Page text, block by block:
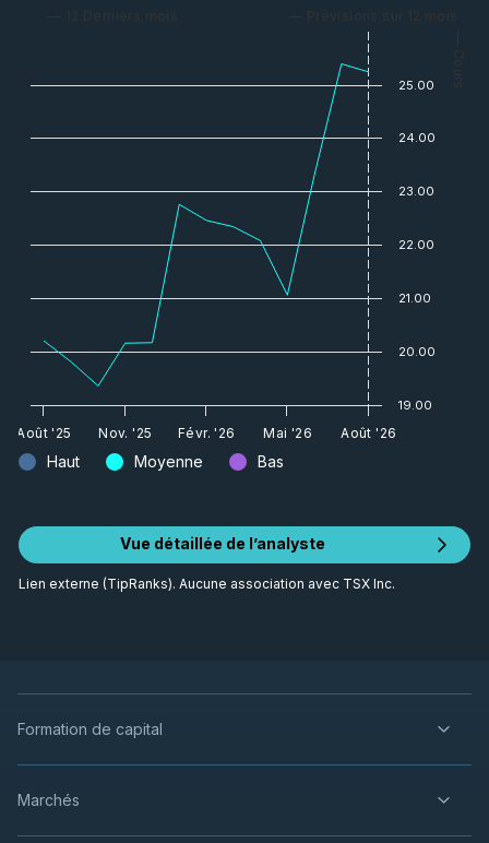
Haut Moyenne Bas
— 12 Derniers mois — Prévisions sur 12 mois
— Cours
Août '25 Nov. '25 Févr. '26 Mai '26 Août '26
19.00
20.00
21.00
22.00
23.00
24.00
25.00
Vue détaillée de l’analyste
Lien externe (TipRanks). Aucune association avec TSX Inc.
Formation de capital
Marchés